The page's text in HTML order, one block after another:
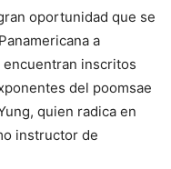
oportunidad que se
a
inscritos
del poomsae
quien radica en
instructor de